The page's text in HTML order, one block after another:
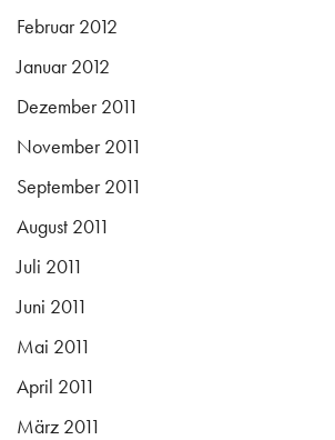
Februar 2012
Januar 2012
Dezember 2011
November 2011
September 2011
August 2011
Juli 2011
Juni 2011
Mai 2011
April 2011
März 2011